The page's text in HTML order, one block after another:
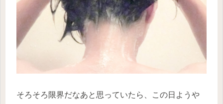
そろそろ限界だなあと思っていたら、この日ようや